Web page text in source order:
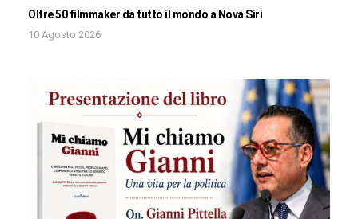
Oltre 50 filmmaker da tutto il mondo a Nova Siri
10 Agosto 2026